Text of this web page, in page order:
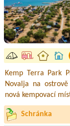
Kemp Terra Park
Novalja na
nová kempovací
Schránka